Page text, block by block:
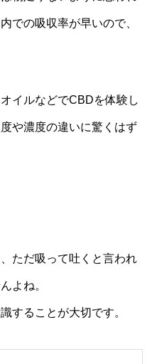
での吸収率が早いので、
イルなどでCBDを体験し
や濃度の違いに驚くはず
ただ吸って吐くと言われ
よね。
することが大切です。